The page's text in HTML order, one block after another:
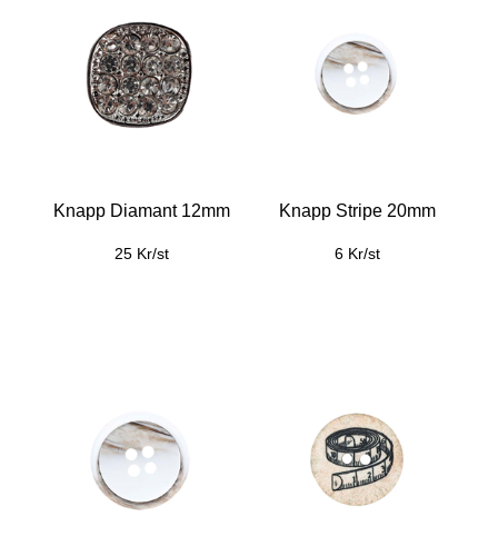
Knapp Diamant 12mm
25 Kr/st
Knapp Stripe 20mm
6 Kr/st